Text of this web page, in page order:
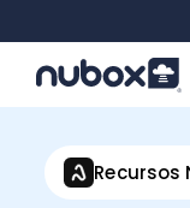
Cotiza ahora
Recursos